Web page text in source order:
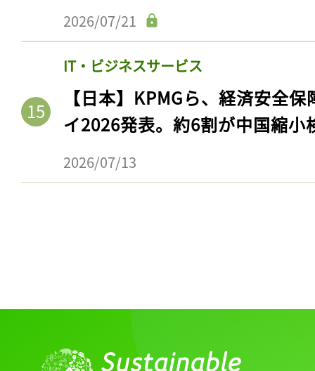
2026/07/21
IT・ビジネスサービス
【日本】KPMGら、経済安全
イ2026発表。約6割が中国縮小
2026/07/13
ログイン